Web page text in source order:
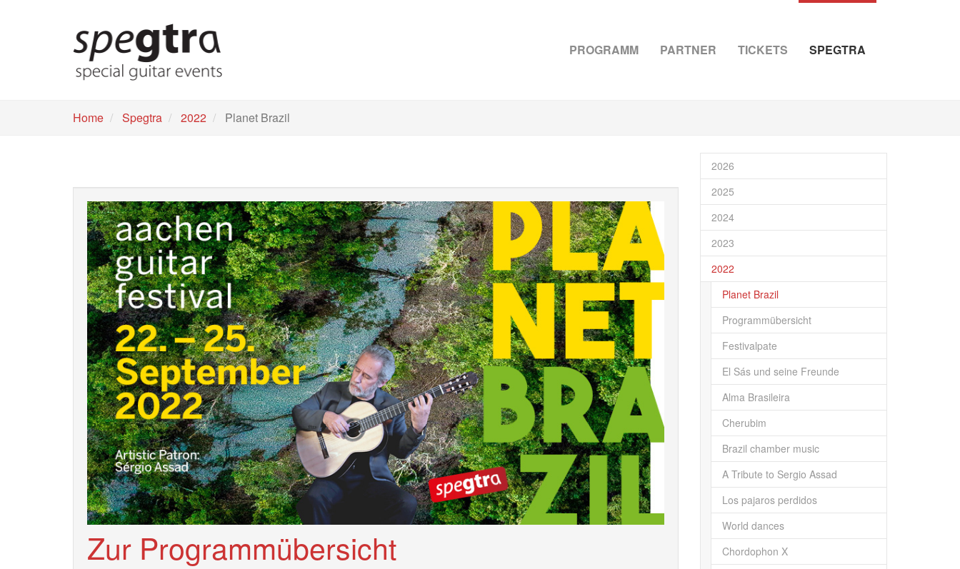
PROGRAMM PARTNER TICKETS SPEGTRA
Home Spegtra 2022 Planet Brazil
Zur Programmübersicht
2026
2025
2024
2023
2022
Planet Brazil
Programmübersicht
Festivalpate
El Sás und seine Freunde
Alma Brasileira
Cherubim
Brazil chamber music
A Tribute to Sergio Assad
Los pajaros perdidos
World dances
Chordophon X